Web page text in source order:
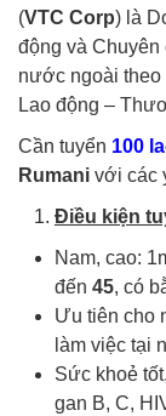
(VTC Corp) là
động và
nước ngoài theo
Lao động –
Cần tuyển 100
Rumani với các
Điều kiện
Nam, cao:
đến 45, có
Ưu tiên cho
làm việc tại
Sức khoẻ
gan B, C,